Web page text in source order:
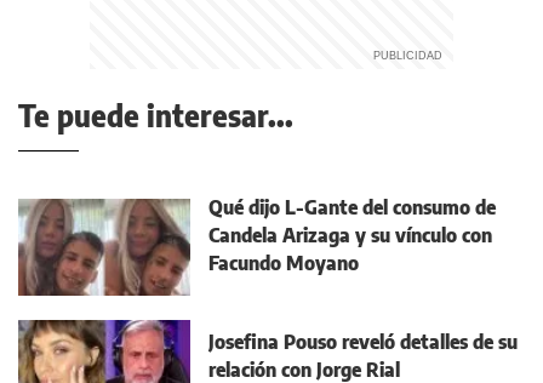
Te puede interesar...
Qué dijo L-Gante del consumo de
Candela Arizaga y su vínculo con
Facundo Moyano
Josefina Pouso reveló detalles de su
relación con Jorge Rial